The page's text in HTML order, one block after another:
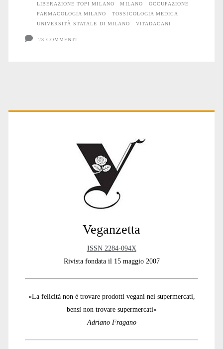
LIBERAZIONE TOPI MILANO
MILANO
OCCUPAZIONE
FARMACOLOGIA MILANO
TOSSICOLOGIA MEDICA
UNIVERSITÀ STATALE DI MILANO
VITADACANI
23 COMMENTI
Primary
Veganzetta
ISSN 2284-094X
Rivista fondata il 15 maggio 2007
«La felicità non è trovare prodotti vegani nei supermercati,
bensì non trovare supermercati»
Adriano Fragano